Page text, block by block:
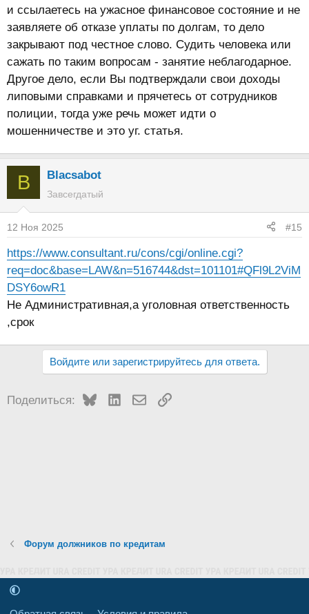
и ссылаетесь на ужасное финансовое состояние и не
заявляете об отказе уплаты по долгам, то дело
закрывают под честное слово. Судить человека или
сажать по таким вопросам - занятие неблагодарное.
Другое дело, если Вы подтверждали свои доходы
липовыми справками и прячетесь от сотрудников
полиции, тогда уже речь может идти о
мошенничестве и это уг. статья.
B Blacsabot
Завсегдатый
12 Ноя 2025 #15
https://www.consultant.ru/cons/cgi/online.cgi?
req=doc&base=LAW&n=516744&dst=101101#QFl9L2ViM
DSY6owR1
Не Административная,а уголовная ответственность
,срок
Войдите или зарегистрируйтесь для ответа.
Поделиться: BlueskyLinkedInЭлектронная почта
Ссылка
Форум должников по кредитам